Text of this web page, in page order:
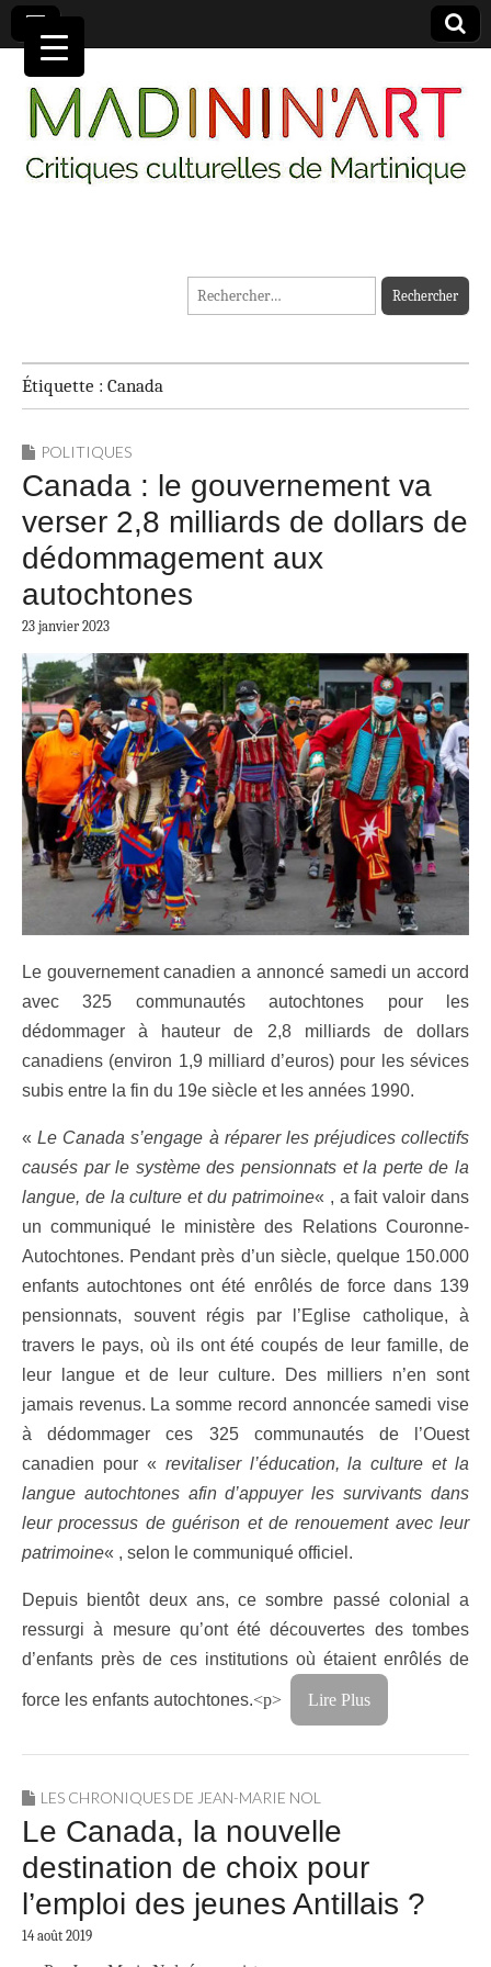
MADININ'ART
Rechercher :
Étiquette : Canada
POLITIQUES
Canada : le gouvernement va
verser 2,8 milliards de dollars de
dédommagement aux
autochtones
23 janvier 2023
Le gouvernement canadien a annoncé samedi un accord
avec 325 communautés autochtones pour les
dédommager à hauteur de 2,8 milliards de dollars
canadiens (environ 1,9 milliard d’euros) pour les sévices
subis entre la fin du 19e siècle et les années 1990.
«Le Canada s’engage à réparer les préjudices collectifs
causés par le système des pensionnats et la perte de la
langue, de la culture et du patrimoine« , a fait valoir dans
un communiqué le ministère des Relations Couronne-
Autochtones. Pendant près d’un siècle, quelque 150.000
enfants autochtones ont été enrôlés de force dans 139
pensionnats, souvent régis par l’Eglise catholique, à
travers le pays, où ils ont été coupés de leur famille, de
leur langue et de leur culture. Des milliers n’en sont
jamais revenus. La somme record annoncée samedi vise
à dédommager ces 325 communautés de l’Ouest
canadien pour « revitaliser l’éducation, la culture et la
langue autochtones afin d’appuyer les survivants dans
leur processus de guérison et de renouement avec leur
patrimoine« , selon le communiqué officiel.
Depuis bientôt deux ans, ce sombre passé colonial a
ressurgi à mesure qu’ont été découvertes des tombes
d’enfants près de ces institutions où étaient enrôlés de
force les enfants autochtones.<p> Lire Plus
LES CHRONIQUES DE JEAN-MARIE NOL
Le Canada, la nouvelle
destination de choix pour
l’emploi des jeunes Antillais ?
14 août 2019